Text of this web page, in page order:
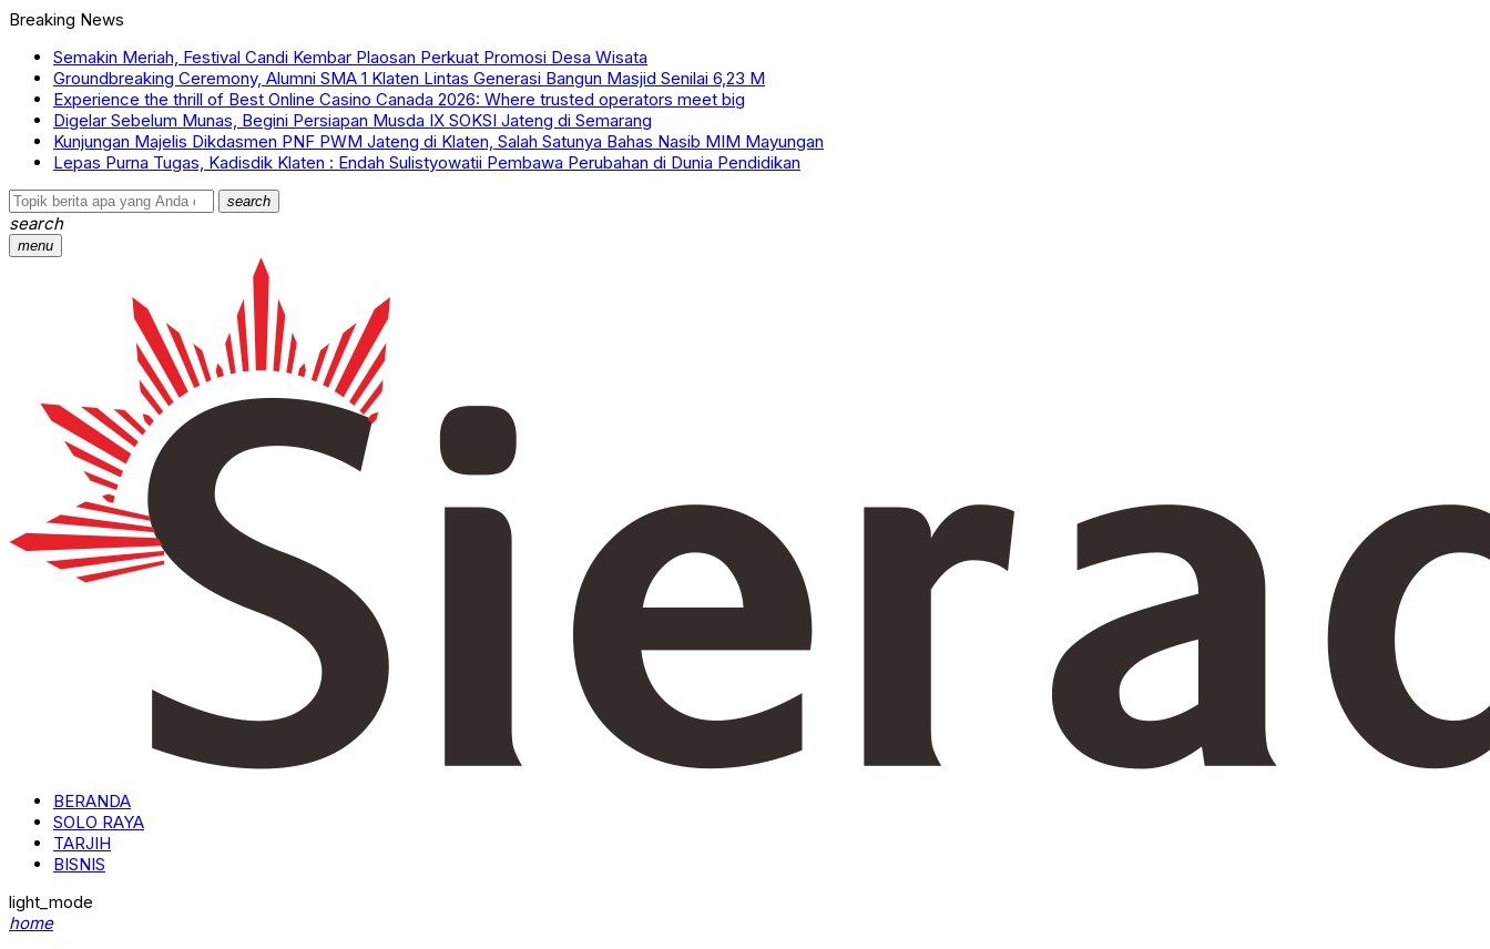
Breaking News
Semakin Meriah, Festival Candi Kembar Plaosan Perkuat Promosi Desa Wisata
Groundbreaking Ceremony, Alumni SMA 1 Klaten Lintas Generasi Bangun Masjid Senilai 6,23 M
Experience the thrill of Best Online Casino Canada 2026: Where trusted operators meet big
Digelar Sebelum Munas, Begini Persiapan Musda IX SOKSI Jateng di Semarang
Kunjungan Majelis Dikdasmen PNF PWM Jateng di Klaten, Salah Satunya Bahas Nasib MIM Mayungan
Lepas Purna Tugas, Kadisdik Klaten : Endah Sulistyowatii Pembawa Perubahan di Dunia Pendidikan
search
search
menu
BERANDA
SOLO RAYA
TARJIH
BISNIS
light_mode
home